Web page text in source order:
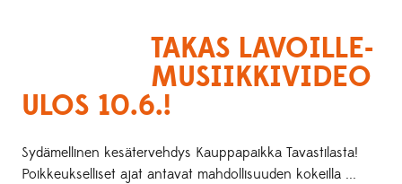
TAKAS LAVOILLE-
MUSIIKKIVIDEO
ULOS 10.6.!
Sydämellinen kesätervehdys Kauppapaikka Tavastilasta!
Poikkeukselliset ajat antavat mahdollisuuden kokeilla ...